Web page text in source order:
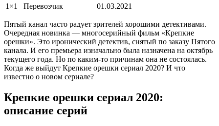
1×1
Перевозчик 01.03.2021
Пятый канал часто радует зрителей хорошими детективами.
Очередная новинка — многосерийный фильм «Крепкие
орешки». Это иронический детектив, снятый по заказу Пятого
канала. И его премьера изначально была назначена на октябрь
текущего года. Но по каким-то причинам она не состоялась.
Когда же выйдут Крепкие орешки сериал 2020? И что
известно о новом сериале?
Крепкие орешки сериал 2020:
описание серий